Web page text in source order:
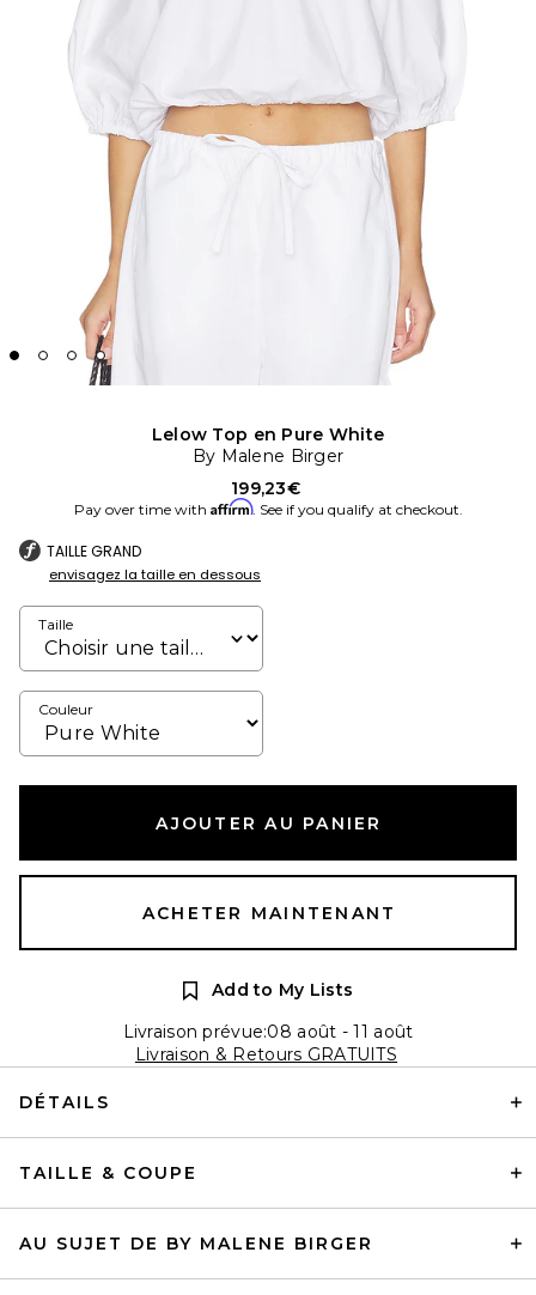
Lelow Top en Pure White
By Malene Birger
199,23€
Pay over time with Affirm. See if you qualify at checkout.
TAILLE GRAND
envisagez la taille en dessous
Taille
Couleur
AJOUTER AU PANIER
ACHETER MAINTENANT
Add to My Lists
Livraison prévue:08 août - 11 août
Livraison & Retours GRATUITS
DÉTAILS
TAILLE & COUPE
AU SUJET DE BY MALENE BIRGER